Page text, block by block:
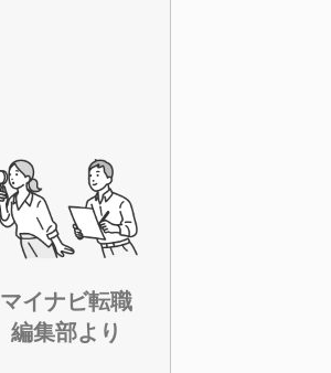
マイナビ転職
編集部より